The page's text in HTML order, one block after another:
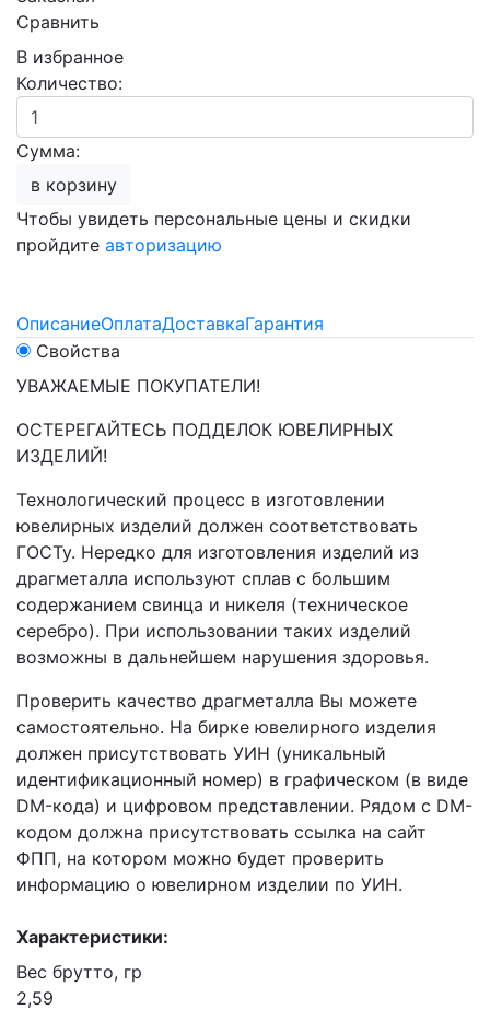
Сравнить
В избранное
Количество:
Сумма:
в корзину
Чтобы увидеть персональные цены и скидки
пройдите авторизацию
ОписаниеОплатаДоставкаГарантия
Свойства
УВАЖАЕМЫЕ ПОКУПАТЕЛИ!
ОСТЕРЕГАЙТЕСЬ ПОДДЕЛОК ЮВЕЛИРНЫХ
ИЗДЕЛИЙ!
Технологический процесс в изготовлении
ювелирных изделий должен соответствовать
ГОСТу. Нередко для изготовления изделий из
драгметалла используют сплав с большим
содержанием свинца и никеля (техническое
серебро). При использовании таких изделий
возможны в дальнейшем нарушения здоровья.
Проверить качество драгметалла Вы можете
самостоятельно. На бирке ювелирного изделия
должен присутствовать УИН (уникальный
идентификационный номер) в графическом (в виде
DM-кода) и цифровом представлении. Рядом с DM-
кодом должна присутствовать ссылка на сайт
ФПП, на котором можно будет проверить
информацию о ювелирном изделии по УИН.
Характеристики:
Вес брутто, гр
2,59